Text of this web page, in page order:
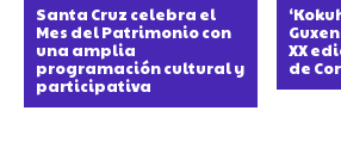
Santa Cruz celebra el
Mes del Patrimonio con
una amplia
programación cultural y
participativa
XX
de